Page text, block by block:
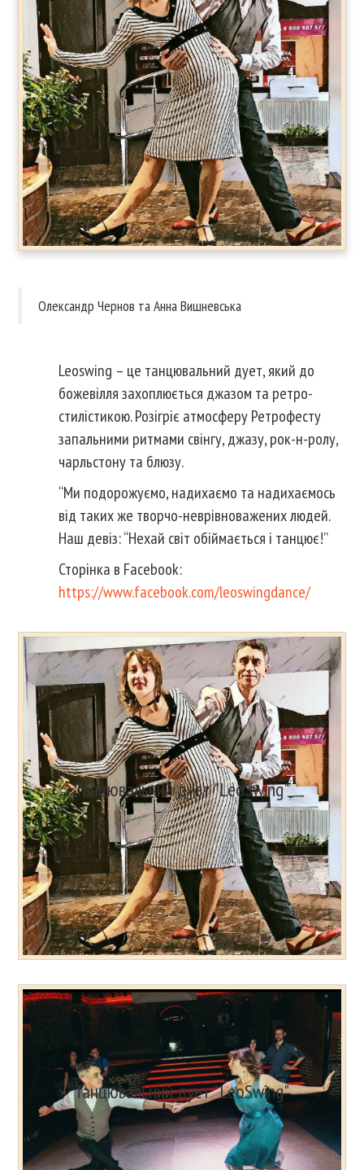
Олександр Чернов та Анна Вишневська
Leoswing – це танцювальний дует, який до
божевілля захоплюється джазом та ретро-
стилістикою. Розігріє атмосферу Ретрофесту
запальними ритмами свінгу, джазу, рок-н-ролу,
чарльстону та блюзу.
“Ми подорожуємо, надихаємо та надихаємось
від таких же творчо-неврівноважених людей.
Наш девіз: “Нехай світ обіймається і танцює!”
Сторінка в Facebook:
https://www.facebook.com/leoswingdance/
Танцювальний дует "LeoSwing"
Танцювальний дует "LeoSwing"